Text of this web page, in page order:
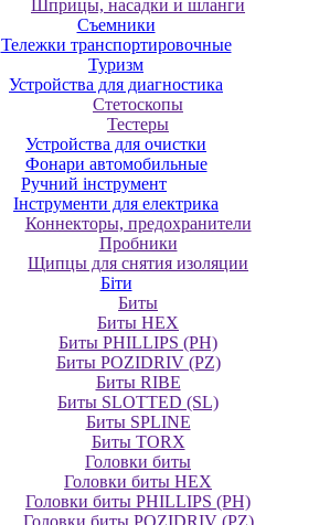
Шприцы, насадки и шланги
Съемники
Тележки транспортировочные
Туризм
Устройства для диагностика
Стетоскопы
Тестеры
Устройства для очистки
Фонари автомобильные
Ручний інструмент
Інструменти для електрика
Коннекторы, предохранители
Пробники
Щипцы для снятия изоляции
Біти
Биты
Биты HEX
Биты PHILLIPS (PH)
Биты POZIDRIV (PZ)
Биты RIBE
Биты SLOTTED (SL)
Биты SPLINE
Биты TORX
Головки биты
Головки биты HEX
Головки биты PHILLIPS (PH)
Головки биты POZIDRIV (PZ)